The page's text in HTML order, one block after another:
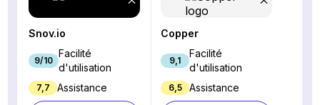
Snov.io
9/10
Facilité
d'utilisation
7,7 Assistance
Copper
9,1
Facilité
d'utilisation
6,5 Assistance